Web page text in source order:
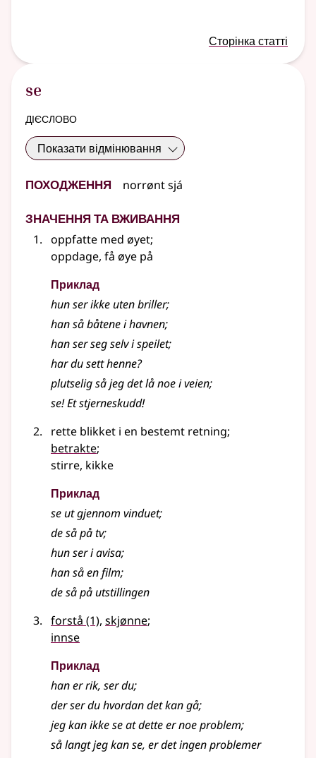
Сторінка статті
se
дієслово
Показати відмінювання
Походження norrøntsjá
Значення та вживання
oppfatte med øyet;
oppdage, få øye på
Приклад
hun ser ikke uten briller;
han så båtene i havnen;
han ser seg selv i speilet;
har du sett henne?
plutselig så jeg det lå noe i veien;
se! Et stjerneskudd!
rette blikket i en bestemt retning;
betrakte;
stirre, kikke
Приклад
se ut gjennom vinduet;
de så på tv;
hun ser i avisa;
han så en film;
de så på utstillingen
forstå (1), skjønne;
innse
Приклад
han er rik, ser du;
der ser du hvordan det kan gå;
jeg kan ikke se at dette er noe problem;
så langt jeg kan se, er det ingen problemer